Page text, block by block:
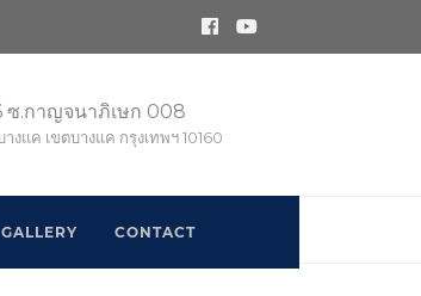
ซ.กาญจนาภิเษก 008
างแค เขตบางแค กรุงเทพฯ 10160
GALLERY CONTACT